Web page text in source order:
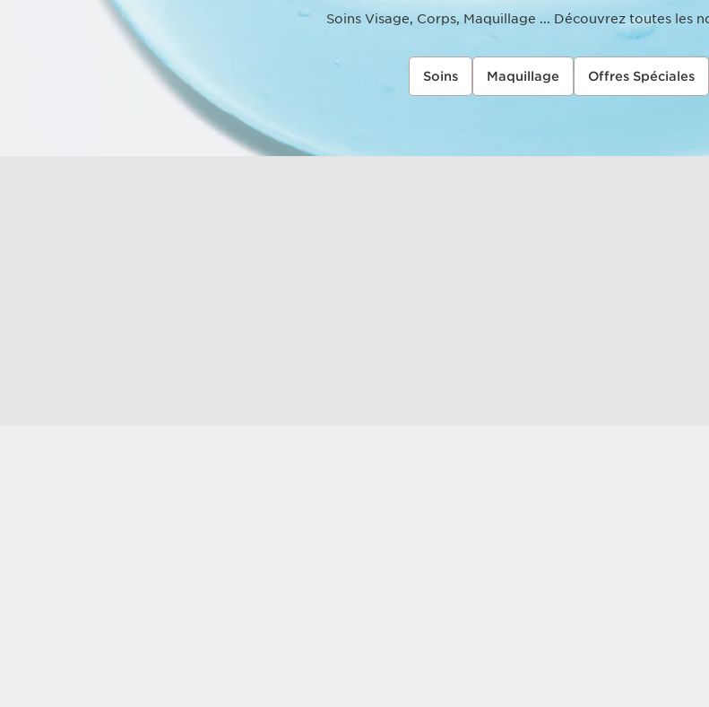
Soins Visage, Corps, Maquillage ... Découvrez toutes les
Soins Maquillage Offres Spéciales